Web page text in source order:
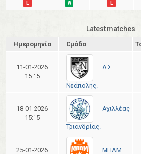
L W L
Latest matches
Ημερομηνία Ομάδα
11-01-2026
15:15
Α.Σ.
Νεάπολης.
18-01-2026
15:15
Αχιλλέας
Τριανδρίας.
25-01-2026
ΜΠΑΜ